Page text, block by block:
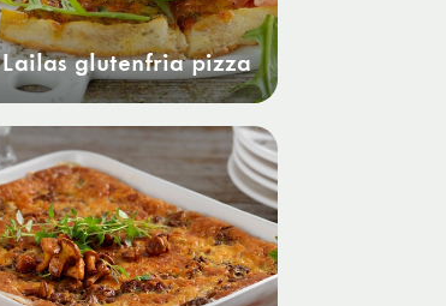
Lailas glutenfria pizza